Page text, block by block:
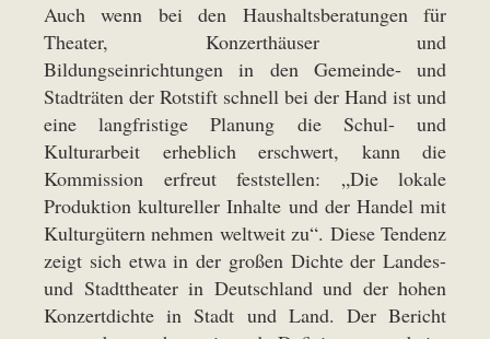
Auch wenn bei den Haushaltsberatungen für
Theater, Konzerthäuser und
Bildungseinrichtungen in den Gemeinde- und
Stadträten der Rotstift schnell bei der Hand ist und
eine langfristige Planung die Schul- und
Kulturarbeit erheblich erschwert, kann die
Kommission erfreut feststellen: „Die lokale
Produktion kultureller Inhalte und der Handel mit
Kulturgütern nehmen weltweit zu“. Diese Tendenz
zeigt sich etwa in der großen Dichte der Landes-
und Stadttheater in Deutschland und der hohen
Konzertdichte in Stadt und Land. Der Bericht